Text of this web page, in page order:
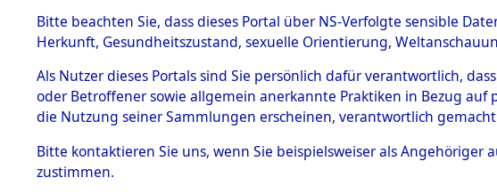
BESTÄNDE
Inhaftierungsdoku
mente
5. Verschiedenes
Todesmärsche
5.3.1 Alliierte
Ermittlungen zu
(84606071)→
Bitte beachten Sie, dass dieses Portal über NS-Verfolgte sensible
Herkunft, Gesundheitszustand, sexuelle Orientierung,
Als Nutzer dieses Portals sind Sie persönlich dafür verantwortlich,
oder Betroffener sowie allgemein anerkannte Praktiken in Bezug
die Nutzung seiner Sammlungen erscheinen, verantwortlich
Bitte kontaktieren Sie uns, wenn Sie beispielsweiser als
zustimmen.